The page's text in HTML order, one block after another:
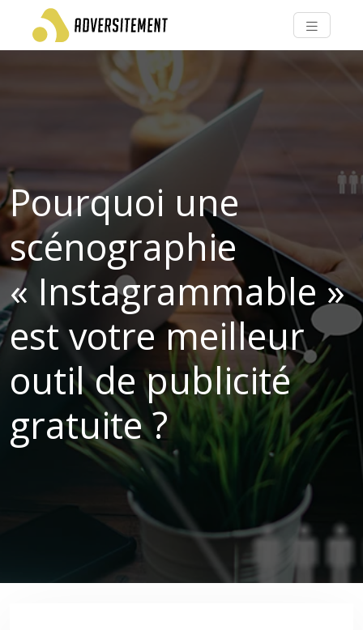
Pourquoi une
scénographie
« Instagrammable »
est votre meilleur
outil de publicité
gratuite ?